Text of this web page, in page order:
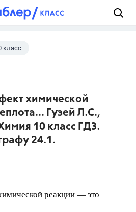
класс
химической
Гузей Л.С.,
10 класс ГДЗ.
24.1.
реакции — это